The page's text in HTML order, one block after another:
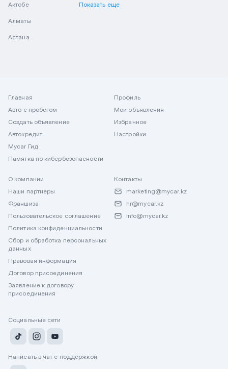
Актобе
Алматы
Астана
Показать еще
Главная
Авто с пробегом
Создать объявление
Автокредит
Mycar Гид
Памятка по кибербезопасности
Профиль
Мои объявления
Избранное
Настройки
О компании
Наши партнеры
Франшиза
Пользовательское соглашение
Политика конфиденциальности
Сбор и обработка персональных
данных
Правовая информация
Договор присоединения
Заявление к договору
присоединения
Контакты
marketing@mycar.kz
hr@mycar.kz
info@mycar.kz
Социальные сети
Написать в чат с поддержкой